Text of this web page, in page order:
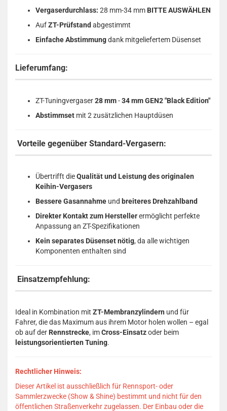
Vergaserdurchlass: 28 mm-34 mm BITTE AUSWÄHLEN
AufZT-Prüfstand abgestimmt
Einfache Abstimmungdank mitgeliefertem Düsenset
Lieferumfang:
ZT-Tuningvergaser28 mm-34 mm GEN2 "Black Edition"
Abstimmset mit 2 zusätzlichen Hauptdüsen
Vorteile gegenüber Standard-Vergasern:
Übertrifft dieQualität und Leistung des originalen
Keihin-Vergasers
Bessere Gasannahme und breiteres Drehzahlband
Direkter Kontakt zum Herstellerermöglicht perfekte
Anpassung an ZT-Spezifikationen
Kein separates Düsenset nötig, da alle wichtigen
Komponenten enthalten sind
Einsatzempfehlung:
Ideal in Kombination mit ZT-Membranzylindern und für
Fahrer, die das Maximum aus ihrem Motor holen wollen – egal
ob auf der Rennstrecke, imCross-Einsatzoder beim
leistungsorientierten Tuning.
Rechtlicher Hinweis:
Dieser Artikel ist ausschließlich für Rennsport- oder
Sammlerzwecke (Show & Shine) bestimmt und nicht für den
öffentlichen Straßenverkehr zugelassen. Der Einbau oder die